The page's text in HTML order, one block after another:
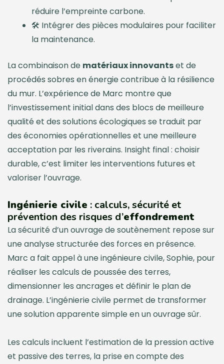
réduire l’empreinte carbone.
🛠️ Intégrer des pièces modulaires pour faciliter
la maintenance.
La combinaison de matériaux innovantset de
procédés sobres en énergie contribue à la résilience
du mur. L’expérience de Marc montre que
l’investissement initial dans des blocs de meilleure
qualité et des solutions écologiques se traduit par
des économies opérationnelles et une meilleure
acceptation par les riverains. Insight final : choisir
durable, c’est limiter les interventions futures et
valoriser l’ouvrage.
Ingénierie civile : calculs, sécurité et
prévention des risques d’effondrement
La sécurité d’un ouvrage de soutènement repose sur
une analyse structurée des forces en présence.
Marc a fait appel à une ingénieure civile, Sophie, pour
réaliser les calculs de poussée des terres,
dimensionner les ancrages et définir le plan de
drainage. L’ingénierie civile permet de transformer
une solution apparente simple en un ouvrage sûr.
Les calculs incluent l’estimation de la pression active
et passive des terres, la prise en compte des